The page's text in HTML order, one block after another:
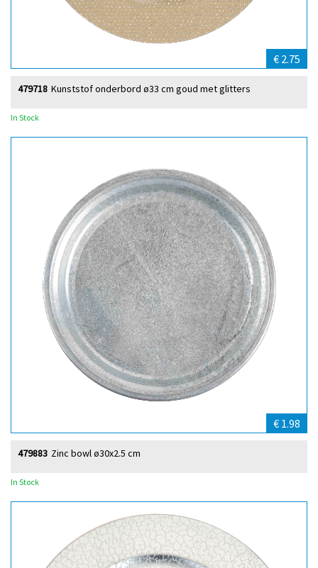
€ 2.75
Kunststof onderbord ø33 cm goud met glitters
479718
In Stock
€ 1.98
Zinc bowl ø30x2.5 cm
479883
In Stock